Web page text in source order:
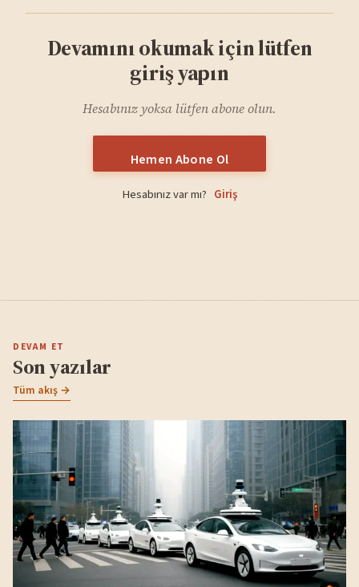
Devamını okumak için lütfen
giriş yapın
Hesabınız yoksa lütfen abone olun.
Hemen Abone Ol
Hesabınız var mı? Giriş
DEVAM ET
Son yazılar
Tüm akış →